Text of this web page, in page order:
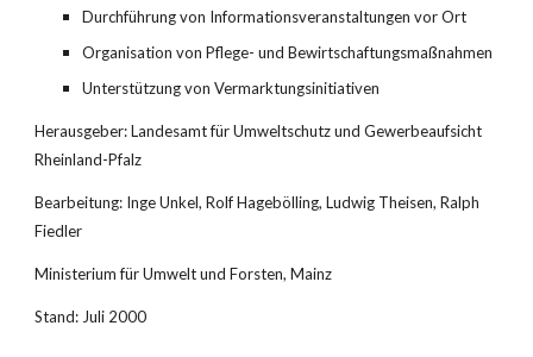
Durchführung von Informationsveranstaltungen vor Ort
Organisation von Pflege- und Bewirtschaftungsmaßnahmen
Unterstützung von Vermarktungsinitiativen
Herausgeber: Landesamt für Umweltschutz und Gewerbeaufsicht
Rheinland-Pfalz
Bearbeitung: Inge Unkel, Rolf Hagebölling, Ludwig Theisen, Ralph
Fiedler
Ministerium für Umwelt und Forsten, Mainz
Stand: Juli 2000